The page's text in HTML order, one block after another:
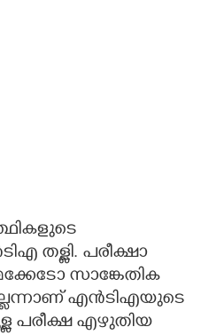
തള്ളി. പരീക്ഷാ
സാങ്കേതിക
എൻടിഎയുടെ
പരീക്ഷ എഴുതിയ